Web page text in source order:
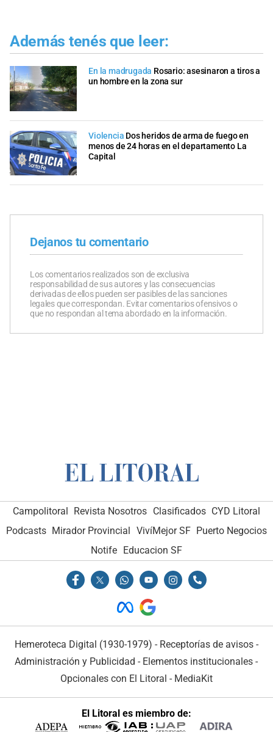
Además tenés que leer:
En la madrugada Rosario: asesinaron a tiros a
un hombre en la zona sur
Violencia Dos heridos de arma de fuego en
menos de 24 horas en el departamento La
Capital
Dejanos tu comentario
Los comentarios realizados son de exclusiva
responsabilidad de sus autores y las consecuencias
derivadas de ellos pueden ser pasibles de las sanciones
legales que correspondan. Evitar comentarios ofensivos o
que no respondan al tema abordado en la información.
Campolitoral Revista Nosotros Clasificados CYD Litoral
Podcasts Mirador Provincial VivíMejor SF Puerto Negocios
Notife Educacion SF
Hemeroteca Digital (1930-1979) - Receptorías de avisos -
Administración y Publicidad - Elementos institucionales -
Opcionales con El Litoral - MediaKit
El Litoral es miembro de: